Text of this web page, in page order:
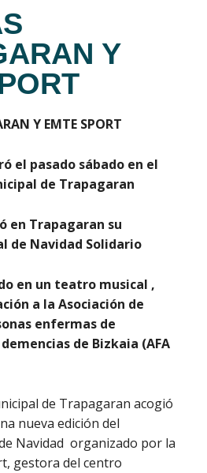
Y
Y EMTE SPORT
el pasado sábado en el
de Trapagaran
en Trapagaran su
de Navidad Solidario
en un teatro musical ,
a la Asociación de
enfermas de
de Bizkaia (AFA
de Trapagaran acogió
nueva edición del
Navidad organizado por la
gestora del centro